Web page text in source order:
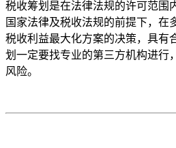
税收筹划是在法律法规的许可范围
国家法律及税收法规的前提下，在
税收利益最大化方案的决策，具有
划一定要找专业的第三方机构进行
风险。